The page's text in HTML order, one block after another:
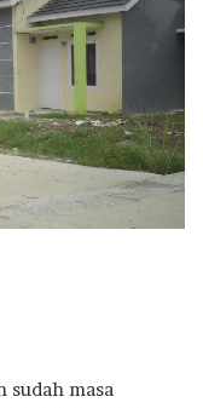
sudah masa